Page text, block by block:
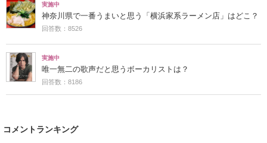
実施中
神奈川県で一番うまいと思う「横浜家系ラーメン店」はどこ？
回答数：8526
実施中
唯一無二の歌声だと思うボーカリストは？
回答数：8186
コメントランキング